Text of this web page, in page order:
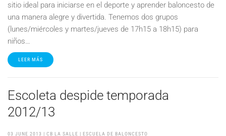
sitio ideal para iniciarse en el deporte y aprender baloncesto de
una manera alegre y divertida. Tenemos dos grupos
(lunes/miércoles y martes/jueves de 17h15 a 18h15) para
niños…
LEER MÁS
Escoleta despide temporada
2012/13
03 JUNE 2013 | CB LA SALLE | ESCUELA DE BALONCESTO